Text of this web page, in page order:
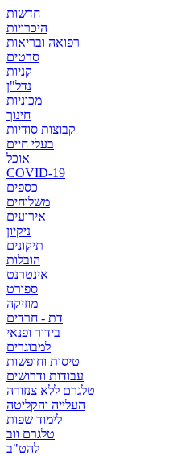
חדשות
היכרויות
רפואה ובריאות
סרטים
קניות
נדל"ן
מכוניות
חינוך
קבוצות סודיות
בעלי חיים
אוכל
COVID-19
כספים
משלוחים
אירועים
ניקיון
תיקונים
הובלות
אינטרנט
ספורט
מוזיקה
דת - חרדים
בידור ופנאי
למבוגרים
טיסות וחופשות
עבודות ודרושים
טלגרם ללא צנזורה
העלייה והקליטה
לימוד שפות
טלגרם ווב
להט"ב